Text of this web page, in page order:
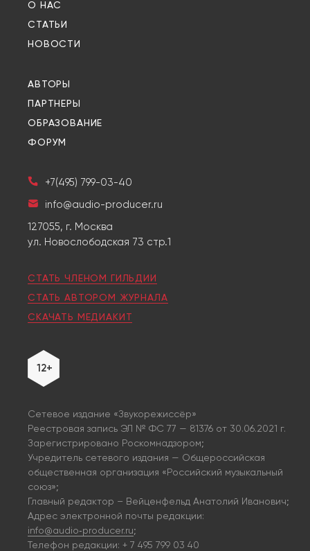
О НАС
СТАТЬИ
НОВОСТИ
АВТОРЫ
ПАРТНЕРЫ
ОБРАЗОВАНИЕ
ФОРУМ
+7(495) 799-03-40
info@audio-producer.ru
127055, г. Москва
ул. Новослободская 73 стр.1
СТАТЬ ЧЛЕНОМ ГИЛЬДИИ
СТАТЬ АВТОРОМ ЖУРНАЛА
СКАЧАТЬ МЕДИАКИТ
12+
Сетевое издание «Звукорежиссёр»
Реестровая запись ЭЛ № ФС 77 — 81376 от 30.06.2021 г.
Зарегистрировано Роскомнадзором;
Учредитель сетевого издания — Общероссийская
общественная организация «Российский музыкальный
союз»;
Главный редактор – Вейценфельд Анатолий Иванович;
Адрес электронной почты редакции:
info@audio‑producer.ru;
Телефон редакции: + 7 495 799 03 40